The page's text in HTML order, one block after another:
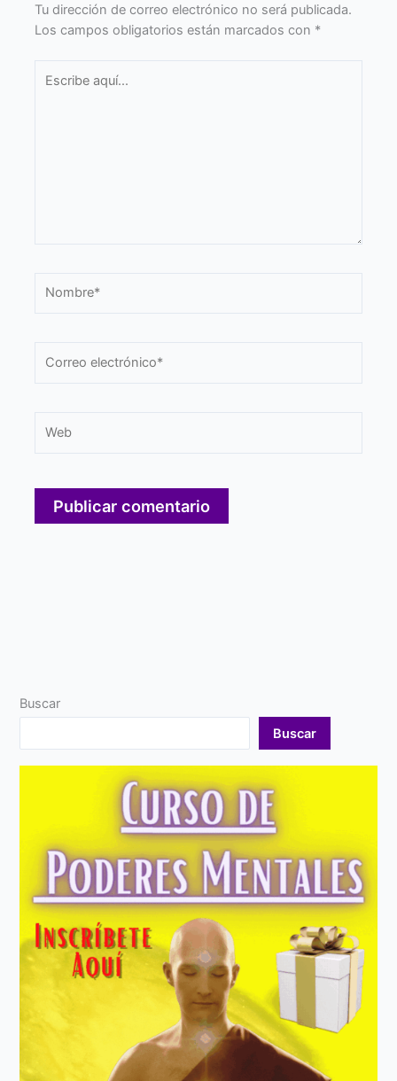
Tu dirección de correo electrónico no será publicada.
Los campos obligatorios están marcados con *
aquí...
electrónico*
Buscar
Buscar